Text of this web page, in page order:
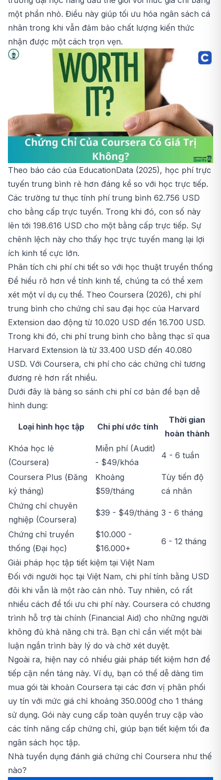
một phần nhỏ. Điều này giúp tối ưu hóa ngân sách cá
nhân trong khi vẫn đảm bảo chất lượng kiến thức
nhận được một cách trọn vẹn.
Theo báo cáo của EducationData (2025), học phí trực
tuyến trung bình rẻ hơn đáng kể so với học trực tiếp.
Các trường tư thục tính phí trung bình 62.756 USD
cho bằng cấp trực tuyến. Trong khi đó, con số này
lên tới 198.616 USD cho một bằng cấp trực tiếp. Sự
chênh lệch này cho thấy học trực tuyến mang lại lợi
ích kinh tế cực lớn.
Phân tích chi phí chi tiết so với học thuật truyền thống
Để hiểu rõ hơn về tính kinh tế, chúng ta có thể xem
xét một ví dụ cụ thể. Theo Coursera (2026), chi phí
trung bình cho chứng chỉ sau đại học của Harvard
Extension dao động từ 10.020 USD đến 16.700 USD.
Trong khi đó, chi phí trung bình cho bằng thạc sĩ qua
Harvard Extension là từ 33.400 USD đến 40.080
USD. Với Coursera, chi phí cho các chứng chỉ tương
đương rẻ hơn rất nhiều.
Dưới đây là bảng so sánh chi phí cơ bản để bạn dễ
hình dung:
Loại hình học tập Chi phí ước tính
Thời gian
hoàn thành
Khóa học lẻ
(Coursera)
Miễn phí (Audit)
- $49/khóa
4 - 6 tuần
Coursera Plus (Đăng
ký tháng)
Khoảng
$59/tháng
Tùy tiến độ
cá nhân
Chứng chỉ chuyên
nghiệp (Coursera)
$39 - $49/tháng 3 - 6 tháng
Chứng chỉ truyền
thống (Đại học)
$10.000 -
$16.000+
6 - 12 tháng
Giải pháp học tập tiết kiệm tại Việt Nam
Đối với người học tại Việt Nam, chi phí tính bằng USD
đôi khi vẫn là một rào cản nhỏ. Tuy nhiên, có rất
nhiều cách để tối ưu chi phí này. Coursera có chương
trình hỗ trợ tài chính (Financial Aid) cho những người
không đủ khả năng chi trả. Bạn chỉ cần viết một bài
luận ngắn trình bày lý do và chờ xét duyệt.
Ngoài ra, hiện nay có nhiều giải pháp tiết kiệm hơn để
tiếp cận nền tảng này. Ví dụ, bạn có thể dễ dàng tìm
mua gói tài khoản Coursera tại các đơn vị phân phối
uy tín với mức giá chỉ khoảng 350.000₫ cho 1 tháng
sử dụng. Gói này cung cấp toàn quyền truy cập vào
các tính năng cấp chứng chỉ, giúp bạn tiết kiệm tối đa
ngân sách học tập.
Nhà tuyển dụng đánh giá chứng chỉ Coursera như thế
nào?